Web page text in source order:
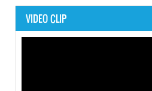
VIDEO CLIP